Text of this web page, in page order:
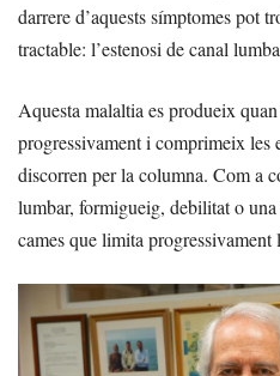
darrere d’aquests símptomes pot
tractable: l’estenosi de canal
Aquesta malaltia es produeix
progressivament i comprimeix les
discorren per la columna. Com a
lumbar, formigueig, debilitat o una
cames que limita progressivament